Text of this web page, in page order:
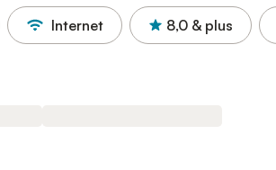
Internet 8,0 & plus